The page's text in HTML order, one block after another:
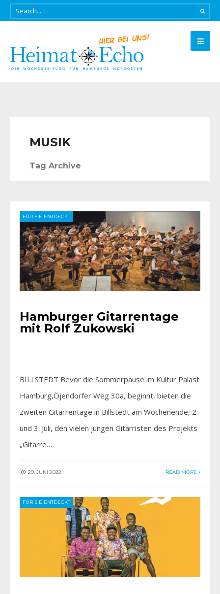
MUSIK
Tag Archive
FÜR SIE ENTDECKT
Hamburger Gitarrentage
mit Rolf Zukowski
BILLSTEDT Bevor die Sommerpause im Kultur Palast
Hamburg,Öjendorfer Weg 30a, beginnt, bieten die
zweiten Gitarrentage in Billstedt am Wochenende, 2.
und 3. Juli, den vielen jungen Gitarristen des Projekts
„Gitarre…
29. JUNI 2022 READ MORE
FÜR SIE ENTDECKT